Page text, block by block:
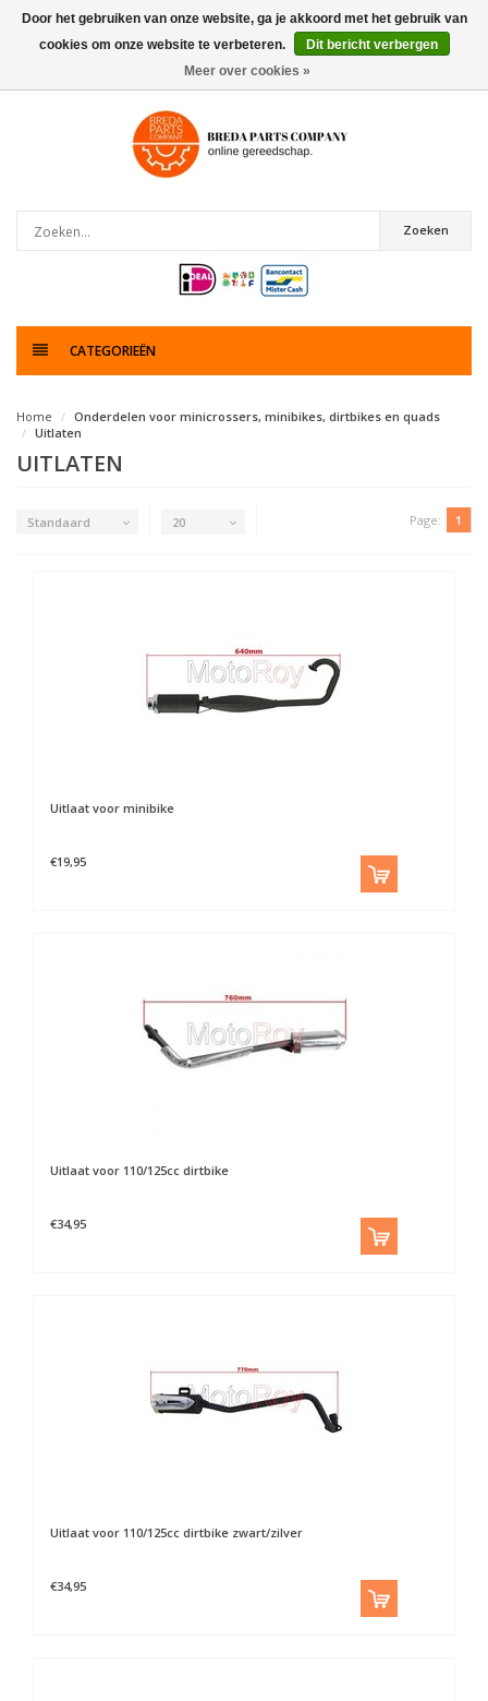
0artikelen
Zoeken
CATEGORIEËN
Home
Onderdelen voor minicrossers, minibikes, dirtbikes en quads
Uitlaten
UITLATEN
Standaard 20 Page: 1
Uitlaat voor minibike
€19,95
Uitlaat voor 110/125cc dirtbike
€34,95
Uitlaat voor 110/125cc dirtbike zwart/zilver
€34,95
Door het gebruiken van onze website, ga je akkoord met het gebruik van
cookies om onze website te verbeteren.
Dit bericht verbergen
Meer over cookies »